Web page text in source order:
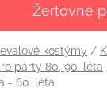
KOŠÍK
Žertovné
kostýmy /
párty 80, 90. léta
- 80. léta